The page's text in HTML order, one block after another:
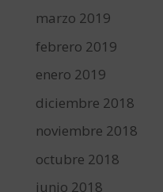
marzo 2019
febrero 2019
enero 2019
diciembre 2018
noviembre 2018
octubre 2018
junio 2018